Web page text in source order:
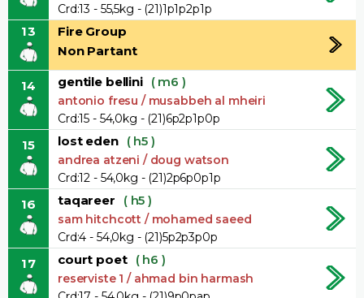
Crd:13 - 55,5kg - (21)1p1p2p1p
13
Fire Group
Non Partant
14 gentile bellini ( m6 )
antonio fresu / musabbeh al mheiri
Crd:15 - 54,0kg - (21)6p2p1p0p
15 lost eden ( h5 )
andrea atzeni / doug watson
Crd:12 - 54,0kg - (21)2p6p0p1p
16 taqareer ( h5 )
sam hitchcott / mohamed saeed
Crd:4 - 54,0kg - (21)5p2p3p0p
17 court poet ( h6 )
reserviste 1 / ahmad bin harmash